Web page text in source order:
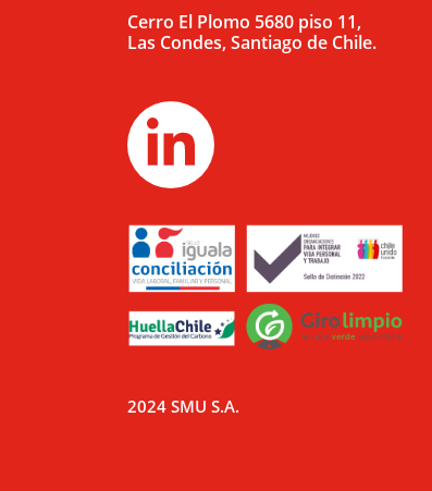
Cerro El Plomo 5680 piso 11,
Las Condes, Santiago de Chile.
2024 SMU S.A.